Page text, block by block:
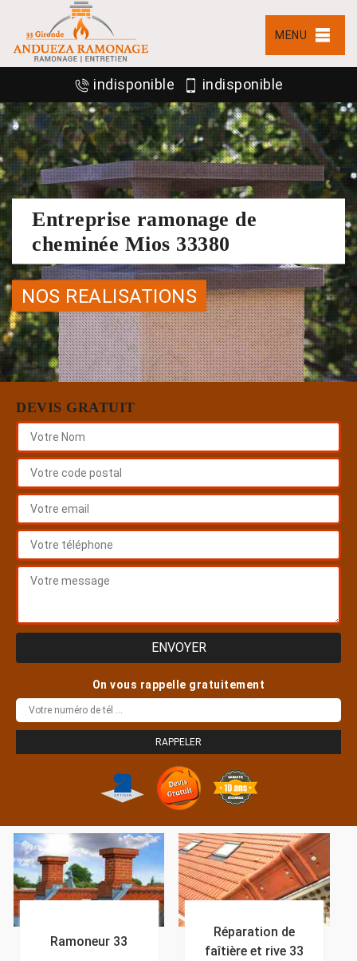
MENU
indisponible indisponible
Entreprise ramonage de
cheminée Mios 33380
NOS REALISATIONS
DEVIS GRATUIT
On vous rappelle gratuitement
Ramoneur 33
Réparation de
faîtière et rive 33